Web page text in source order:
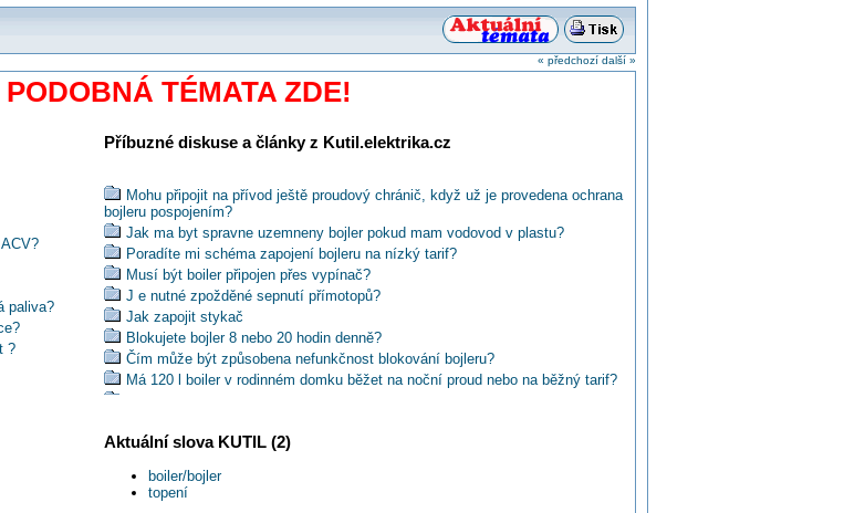
« předchozí další »
TÉMATA ZDE!
paliva?
?
do
Příbuzné diskuse a články z Kutil.elektrika.cz
Mohu připojit na přívod ještě proudový chránič, když už je provedena ochrana
bojleru pospojením?
Jak ma byt spravne uzemneny bojler pokud mam vodovod v plastu?
Poradíte mi schéma zapojení bojleru na nízký tarif?
Musí být boiler připojen přes vypínač?
J e nutné zpožděné sepnutí přímotopů?
Jak zapojit stykač
Blokujete bojler 8 nebo 20 hodin denně?
Čím může být způsobena nefunkčnost blokování bojleru?
Má 120 l boiler v rodinném domku běžet na noční proud nebo na běžný tarif?
Proč bojler ukazuje teplou vodu a teče studená?
Nemáte někdo zkušenosti z kotlem a bojlerem SLME 200 firmy ACV?
Co je ekonomičtější? Bojler 230/400V nebo prutokový ohřívač?
Aktuální slova KUTIL (2)
boiler/bojler
topení